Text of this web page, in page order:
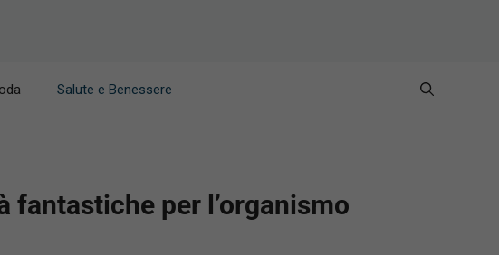
Salute e Benessere
fantastiche per l’organismo